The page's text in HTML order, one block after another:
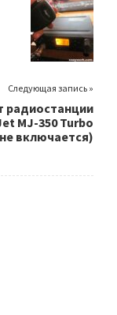
Следующая запись »
радиостанции
MJ-350 Turbo
включается)